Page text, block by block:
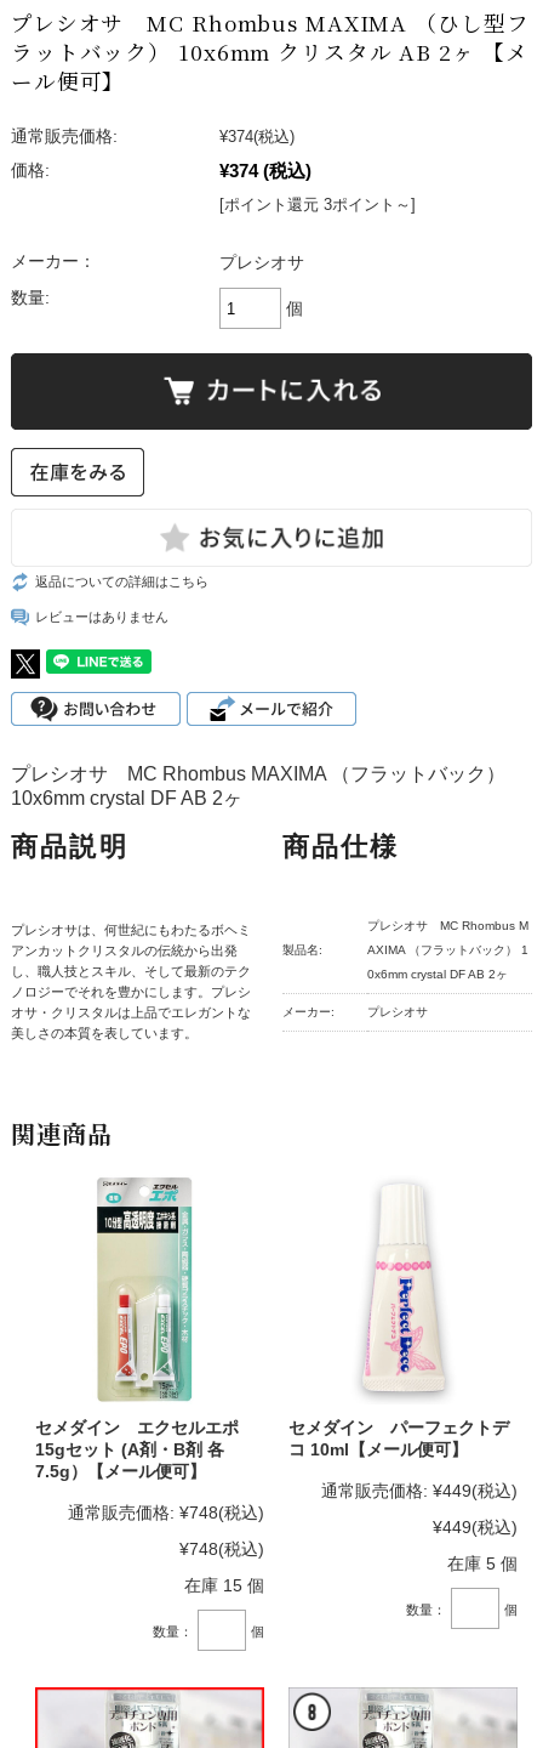
プレシオサ MC Rhombus MAXIMA （ひし型フ
ラットバック） 10x6mm クリスタル AB 2ヶ 【メ
ール便可】
通常販売価格: ¥374(税込)
価格:
¥374 (税込)
[ポイント還元 3ポイント～]
メーカー：
プレシオサ
数量:
個
返品についての詳細はこちら
レビューはありません
プレシオサ MC Rhombus MAXIMA （フラットバック）
10x6mm crystal DF AB 2ヶ
商品説明
プレシオサは、何世紀にもわたるボヘミ
アンカットクリスタルの伝統から出発
し、職人技とスキル、そして最新のテク
ノロジーでそれを豊かにします。プレシ
オサ・クリスタルは上品でエレガントな
美しさの本質を表しています。
商品仕様
製品名:
プレシオサ MC Rhombus M
AXIMA （フラットバック） 1
0x6mm crystal DF AB 2ヶ
メーカー: プレシオサ
関連商品
セメダイン エクセルエポ
15gセット (A剤・B剤 各
7.5g）【メール便可】
通常販売価格: ¥748(税込)
¥748(税込)
在庫 15 個
数量： 個
セメダイン パーフェクトデ
コ 10ml【メール便可】
通常販売価格: ¥449(税込)
¥449(税込)
在庫 5 個
数量： 個